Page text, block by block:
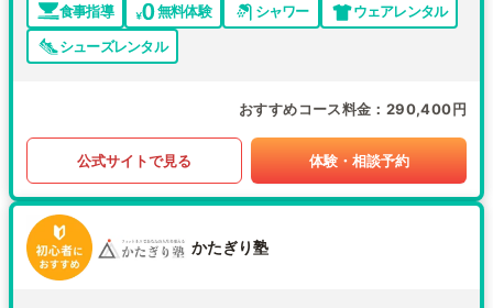
食事指導 無料体験 シャワー
ウェアレンタル
シューズレンタル
おすすめコース料金 290,400円
公式サイトで見る 体験・相談予約
かたぎり塾